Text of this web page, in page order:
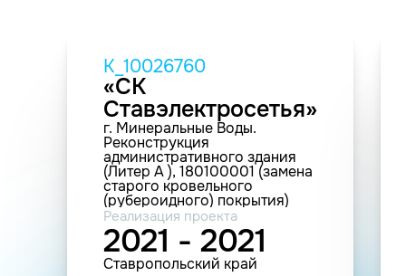
K_10026760
«СК
Ставэлектросетья»
г. Минеральные Воды.
Реконструкция
административного здания
(Литер А ), 180100001 (замена
старого кровельного
(рубероидного) покрытия)
Реализация проекта
2021 - 2021
Ставропольский край